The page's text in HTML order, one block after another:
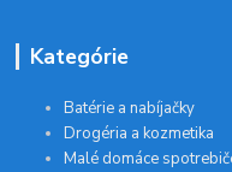
Kategórie
Batérie a nabíjačky
Drogéria a kozmetika
Malé domáce